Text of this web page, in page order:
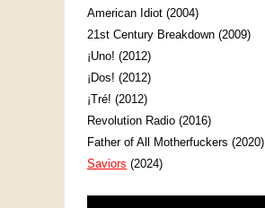
American Idiot (2004)
21st Century Breakdown (2009)
¡Uno! (2012)
¡Dos! (2012)
¡Tré! (2012)
Revolution Radio (2016)
Father of All Motherfuckers (2020)
Saviors (2024)